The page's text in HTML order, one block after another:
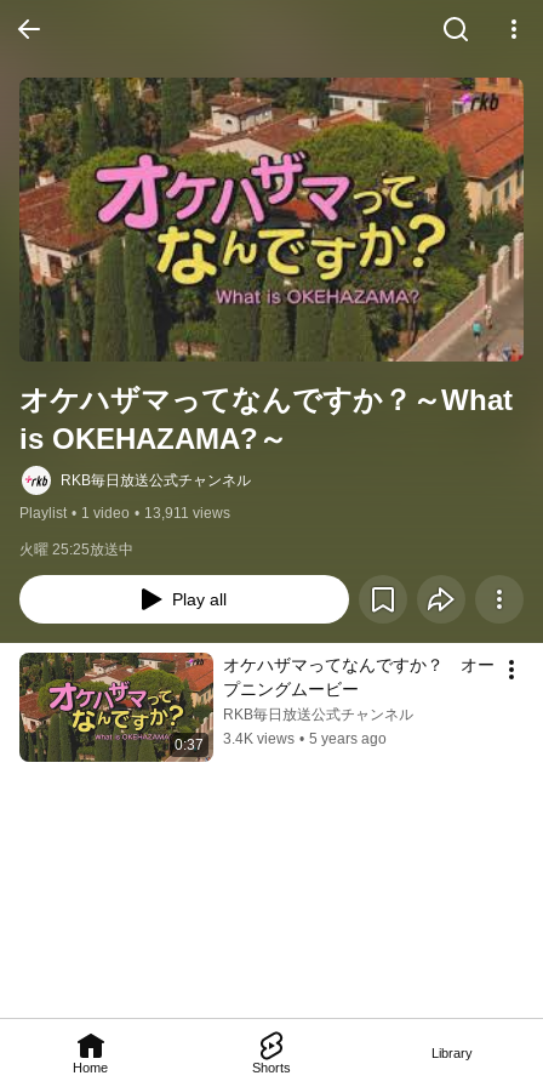
Home Shorts
Library
オケハザマってなんですか？～What
is OKEHAZAMA?～
RKB毎日放送公式チャンネル
Playlist • 1 video • 13,911 views
火曜 25:25放送中
Play all
0:37
オケハザマってなんですか？　オー
プニングムービー
RKB毎日放送公式チャンネル
3.4K views • 5 years ago